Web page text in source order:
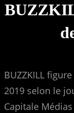
BUZZKILL
2019 selon le
Capitale